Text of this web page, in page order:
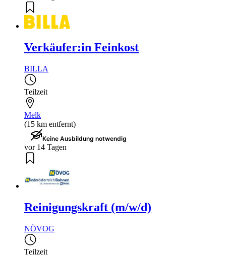
Verkäufer:in Feinkost
BILLA
Teilzeit
Melk
(15 km entfernt)
Keine Ausbildung notwendig
vor 14 Tagen
Reinigungskraft (m/w/d)
NÖVOG
Teilzeit